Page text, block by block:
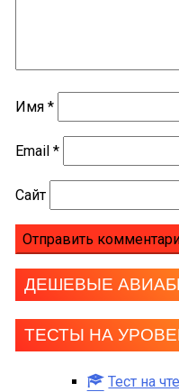
Имя *
Email *
Сайт
ДЕШЕВЫЕ
ТЕСТЫ НА
Тест на